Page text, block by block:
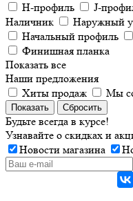
H-профиль
J-
Наличник
Наружный
Начальный профиль
Финишная планка
Показать все
Наши предложения
Хиты продаж
Мы
Показать Сбросить
Будьте всегда в курсе!
Узнавайте о скидках и
Новости магазина